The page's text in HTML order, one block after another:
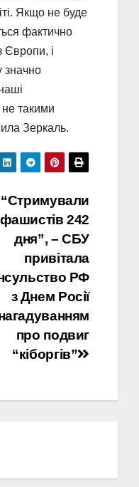
Якщо не буде
фактично
Європи, і
значно
такими
Зеркаль.
“Стримували
фашистів 242
дня”, – СБУ
привітала
РФ
з Днем Росії
про подвиг
“кіборгів”